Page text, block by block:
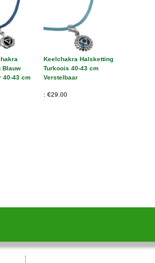
Blauw
40-43 cm
Keelchakra Halsketting
Turkoois 40-43 cm
Verstelbaar
€29.00